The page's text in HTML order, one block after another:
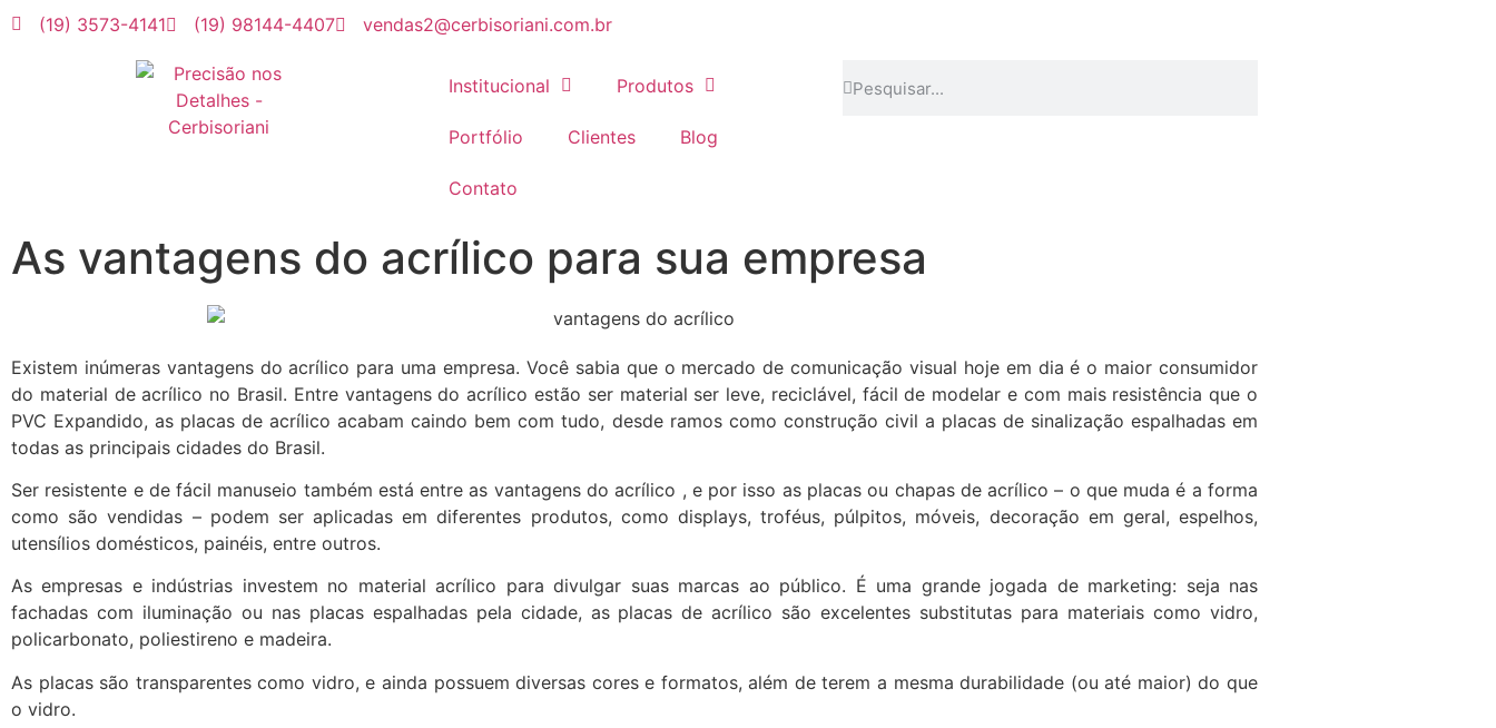
(19) 3573-4141 (19) 98144-4407 vendas2@cerbisoriani.com.br
Institucional Produtos
Portfólio Clientes Blog
Contato
As vantagens do acrílico para sua empresa
Existem inúmeras vantagens do acrílico para uma empresa. Você sabia que o mercado de comunicação visual hoje em dia é o maior consumidor
do material de acrílico no Brasil. Entre vantagens do acrílico estão ser material ser leve, reciclável, fácil de modelar e com mais resistência que o
PVC Expandido, as placas de acrílico acabam caindo bem com tudo, desde ramos como construção civil a placas de sinalização espalhadas em
todas as principais cidades do Brasil.
Ser resistente e de fácil manuseio também está entre as vantagens do acrílico , e por isso as placas ou chapas de acrílico – o que muda é a forma
como são vendidas – podem ser aplicadas em diferentes produtos, como displays, troféus, púlpitos, móveis, decoração em geral, espelhos,
utensílios domésticos, painéis, entre outros.
As empresas e indústrias investem no material acrílico para divulgar suas marcas ao público. É uma grande jogada de marketing: seja nas
fachadas com iluminação ou nas placas espalhadas pela cidade, as placas de acrílico são excelentes substitutas para materiais como vidro,
policarbonato, poliestireno e madeira.
As placas são transparentes como vidro, e ainda possuem diversas cores e formatos, além de terem a mesma durabilidade (ou até maior) do que
o vidro.